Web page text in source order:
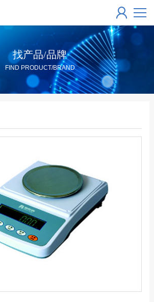
找产品/品牌
FIND PRODUCT/BRAND